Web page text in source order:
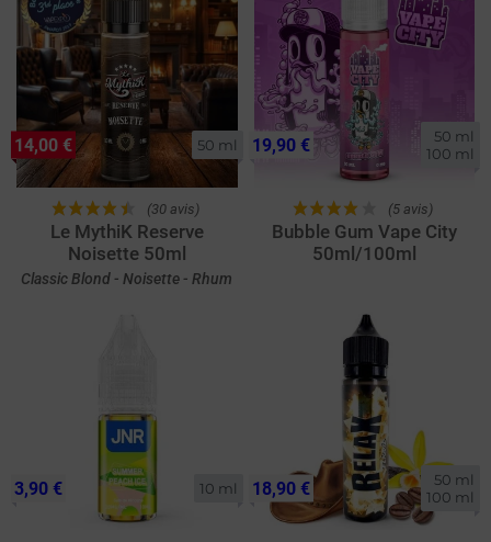
50 ml
(30 avis)
Le MythiK Reserve
Noisette 50ml
Classic Blond - Noisette - Rhum
14,00 €
50 ml
100 ml
(5 avis)
Bubble Gum Vape City
50ml/100ml
19,90 €
10 ml
3,90 €
50 ml
100 ml
18,90 €